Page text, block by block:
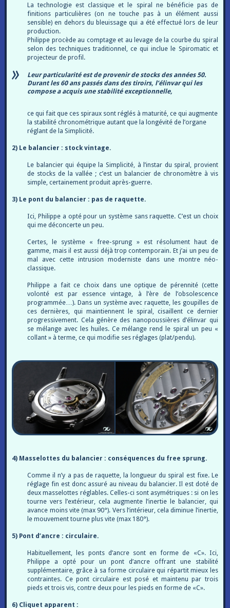
La technologie est classique et le spiral ne bénéficie pas de
finitions particulières (on ne touche pas à un élément aussi
sensible) en dehors du bleuissage qui a été effectué lors de leur
production.
Philippe procède au comptage et au levage de la courbe du spiral
selon des techniques traditionnel, ce qui inclue le Spiromatic et
projecteur de profil.
Leur particularité est de provenir de stocks des années 50.
Durant les 60 ans passés dans des tiroirs, l’élinvar qui les
compose a acquis une stabilité exceptionnelle,
ce qui fait que ces spiraux sont réglés à maturité, ce qui augmente
la stabilité chronométrique autant que la longévité de l’organe
réglant de la Simplicité.
2) Le balancier : stock vintage.
Le balancier qui équipe la Simplicité, à l’instar du spiral, provient
de stocks de la vallée ; c’est un balancier de chronomètre à vis
simple, certainement produit après-guerre.
3) Le pont du balancier : pas de raquette.
Ici, Philippe a opté pour un système sans raquette. C’est un choix
qui me déconcerte un peu.
Certes, le système « free-sprung » est résolument haut de
gamme, mais il est aussi déjà trop contemporain. Et j’ai un peu de
mal avec cette intrusion moderniste dans une montre néo-
classique.
Philippe a fait ce choix dans une optique de pérennité (cette
volonté est par essence vintage, à l’ère de l’obsolescence
programmée…). Dans un système avec raquette, les goupilles de
ces dernières, qui maintiennent le spiral, cisaillent ce dernier
progressivement. Cela génère des nanopoussières d’élinvar qui
se mélange avec les huiles. Ce mélange rend le spiral un peu «
collant » à terme, ce qui modifie ses réglages (plat/pendu).
4) Masselottes du balancier : conséquences du free sprung.
Comme il n’y a pas de raquette, la longueur du spiral est fixe. Le
réglage fin est donc assuré au niveau du balancier. Il est doté de
deux masselottes réglables. Celles-ci sont asymétriques : si on les
tourne vers l’extérieur, cela augmente l’inertie le balancier, qui
avance moins vite (max 90°). Vers l’intérieur, cela diminue l’inertie,
le mouvement tourne plus vite (max 180°).
5) Pont d’ancre : circulaire.
Habituellement, les ponts d’ancre sont en forme de «C». Ici,
Philippe a opté pour un pont d’ancre offrant une stabilité
supplémentaire, grâce à sa forme circulaire qui répartit mieux les
contraintes. Ce pont circulaire est posé et maintenu par trois
pieds et trois vis, contre deux pour les pieds en forme de «C».
6) Cliquet apparent :